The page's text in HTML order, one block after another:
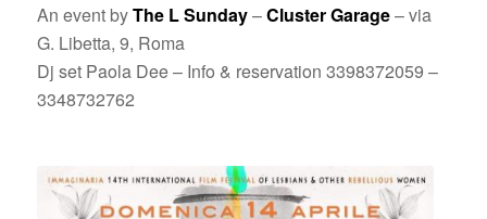
An event byThe L Sunday–Cluster Garage– via
G. Libetta, 9, Roma
Dj set Paola Dee – Info & reservation 3398372059 –
3348732762